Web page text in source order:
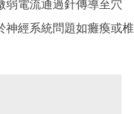
弱電流通過針傳導至穴
神經系統問題如癱瘓或椎